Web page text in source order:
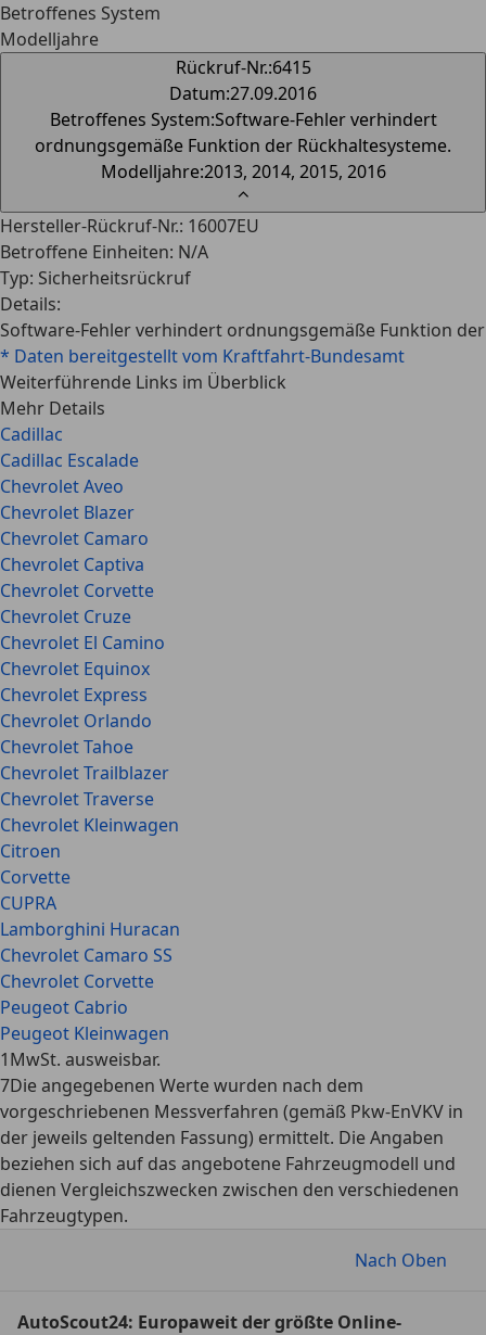
Betroffenes System
Modelljahre
Rückruf-Nr.:6415
Datum:27.09.2016
Betroffenes System:Software-Fehler verhindert
ordnungsgemäße Funktion der Rückhaltesysteme.
Modelljahre:2013, 2014, 2015, 2016
⌃
Hersteller-Rückruf-Nr.: 16007EU
Betroffene Einheiten: N/A
Typ: Sicherheitsrückruf
Details:
Software-Fehler verhindert ordnungsgemäße Funktion
* Daten bereitgestellt vom Kraftfahrt-Bundesamt
Weiterführende Links im Überblick
Mehr Details
Cadillac
Cadillac Escalade
Chevrolet Aveo
Chevrolet Blazer
Chevrolet Camaro
Chevrolet Captiva
Chevrolet Corvette
Chevrolet Cruze
Chevrolet El Camino
Chevrolet Equinox
Chevrolet Express
Chevrolet Orlando
Chevrolet Tahoe
Chevrolet Trailblazer
Chevrolet Traverse
Chevrolet Kleinwagen
Citroen
Corvette
CUPRA
Lamborghini Huracan
Chevrolet Camaro SS
Chevrolet Corvette
Peugeot Cabrio
Peugeot Kleinwagen
1MwSt. ausweisbar.
7Die angegebenen Werte wurden nach dem
vorgeschriebenen Messverfahren (gemäß Pkw-EnVKV in
der jeweils geltenden Fassung) ermittelt. Die Angaben
beziehen sich auf das angebotene Fahrzeugmodell und
dienen Vergleichszwecken zwischen den verschiedenen
Fahrzeugtypen.
Nach Oben
AutoScout24: Europaweit der größte Online-